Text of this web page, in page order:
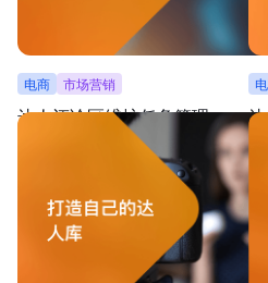
电商 市场营销
达人评论区维护任务管理
囊括达人评论任务发布、截图收集和人员管
现实时追踪并管理达人评论任务进度